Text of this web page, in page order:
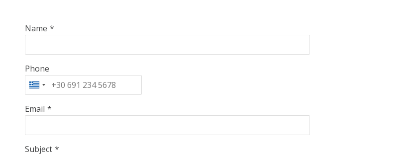
Name *
Phone
Email *
Subject *